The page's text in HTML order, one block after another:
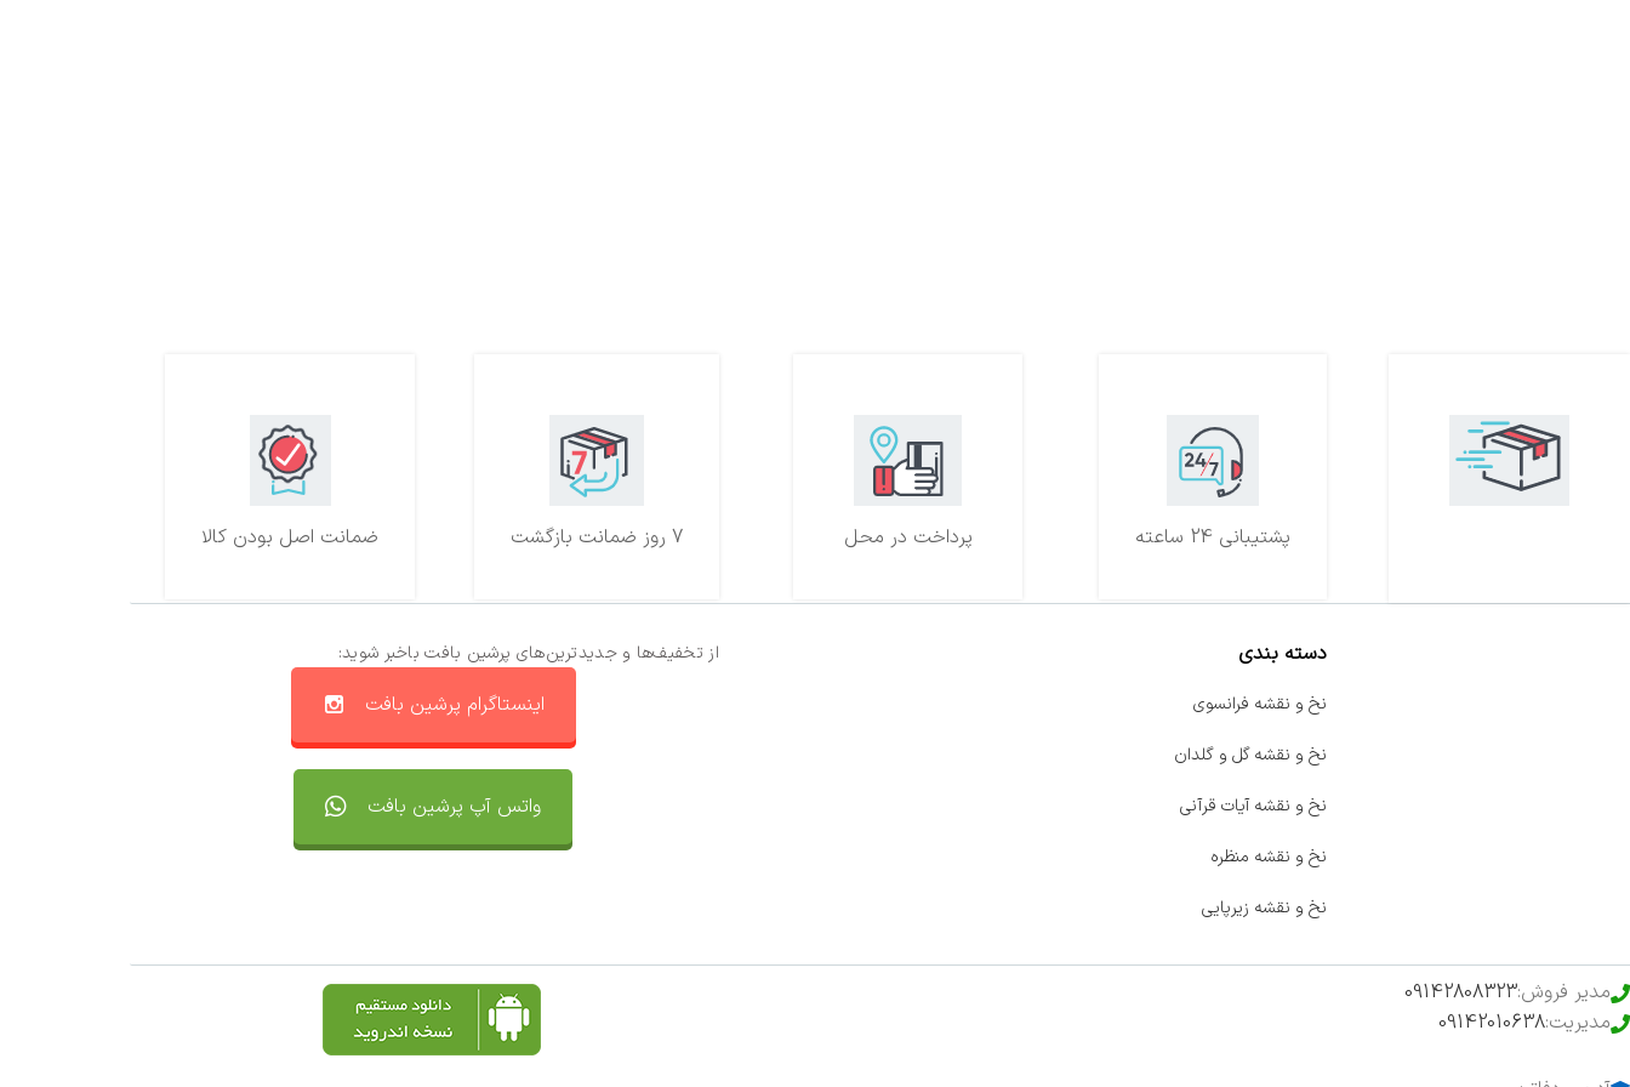
ضمانت اصل بودن کالا 7 روز ضمانت بازگشت پرداخت در محل پشتیبانی 24 ساعته
از تخفیف‌ها و جدیدترین‌های پرشین بافت باخبر شوید:
اینستاگرام پرشین بافت
واتس آپ پرشین بافت
دسته بندی
نخ و نقشه فرانسوی
نخ و نقشه گل و گلدان
نخ و نقشه آیات قرآنی
نخ و نقشه منظره
نخ و نقشه زیرپایی
مدیر فروش:09142808323
مدیریت:09142010638